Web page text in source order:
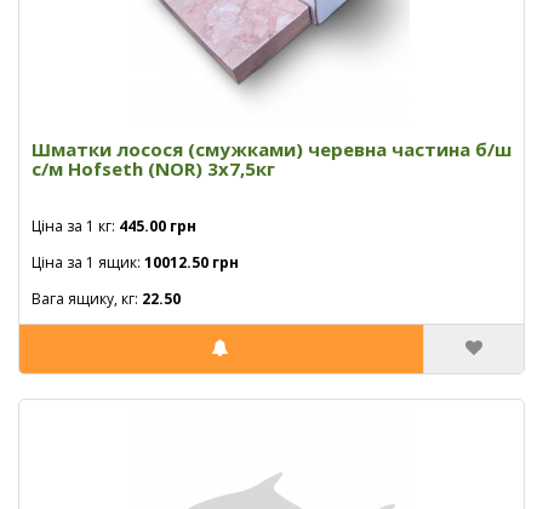
Шматки лосося (смужками) черевна частина б/ш
с/м Hofseth (NOR) 3х7,5кг
Ціна за 1 кг: 445.00 грн
Ціна за 1 ящик: 10012.50 грн
Вага ящику, кг: 22.50